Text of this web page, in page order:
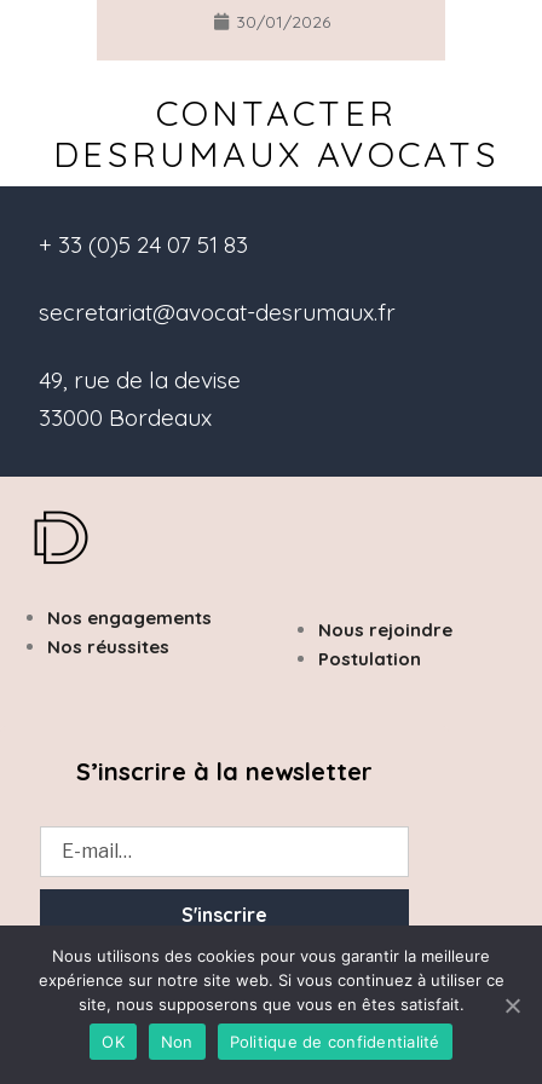
30/01/2026
CONTACTER
DESRUMAUX AVOCATS
+ 33 (0)5 24 07 51 83
secretariat@avocat-desrumaux.fr
49, rue de la devise
33000 Bordeaux
Nous rejoindre
Postulation
Nos engagements
Nos réussites
S’inscrire à la newsletter
Essayez. Vous pouvez vous désinscrire à tout moment.
Nous utilisons des cookies pour vous garantir la meilleure
expérience sur notre site web. Si vous continuez à utiliser ce
site, nous supposerons que vous en êtes satisfait.
OK
Non Politique de confidentialité